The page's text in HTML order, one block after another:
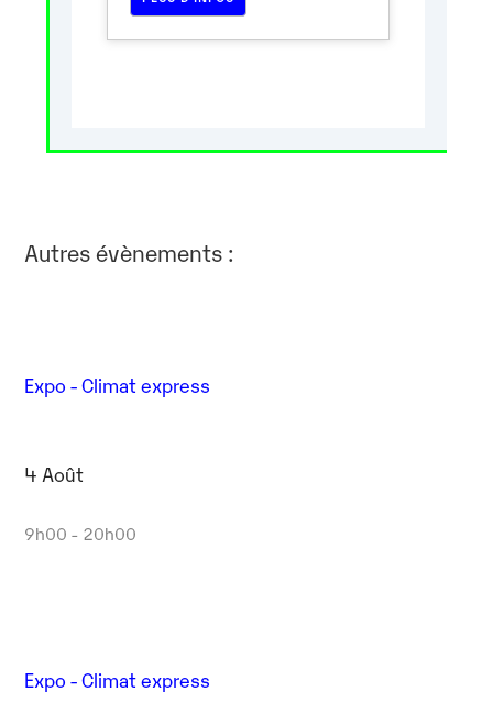
Autres évènements :
Expo - Climat express
4 Août
9h00 - 20h00
Expo - Climat express